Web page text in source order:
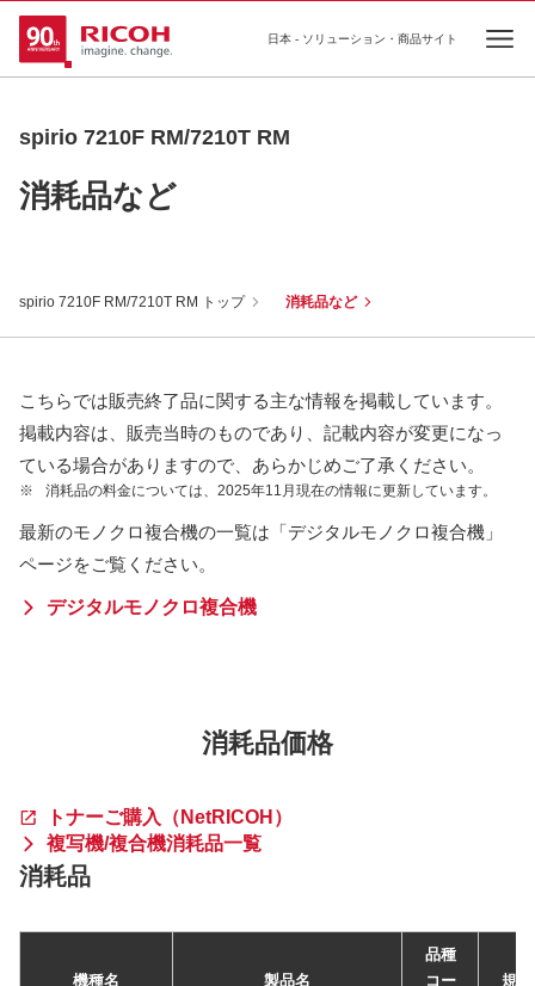
日本 - ソリューション・商品サイト
spirio 7210F RM/7210T RM
消耗品など
spirio 7210F RM/7210T RM トップ 消耗品など
こちらでは販売終了品に関する主な情報を掲載しています。
掲載内容は、販売当時のものであり、記載内容が変更になっ
ている場合がありますので、あらかじめご了承ください。
※ 消耗品の料金については、2025年11月現在の情報に更新しています。
最新のモノクロ複合機の一覧は「デジタルモノクロ複合機」
ページをご覧ください。
デジタルモノクロ複合機
消耗品価格
トナーご購入（NetRICOH）
複写機/複合機消耗品一覧
消耗品
機種名 製品名
品種
コー
規格